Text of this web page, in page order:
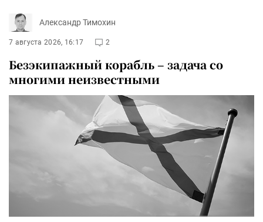
Александр Тимохин
7 августа 2026, 16:17 2
Безэкипажный корабль – задача со
многими неизвестными